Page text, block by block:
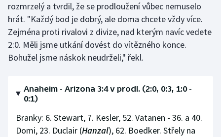
Rychlostní kanoistika
Short track
Sportovní střelba
Triatlon
Veslování
rozmrzelý a tvrdil, že se prodloužení vůbec nemuselo
hrát. "Každý bod je dobrý, ale doma chcete vždy více.
Zejména proti rivalovi z divize, nad kterým navíc vedete
2:0. Měli jsme utkání dovést do vítězného konce.
Bohužel jsme náskok neudrželi," řekl.
Anaheim - Arizona 3:4 v prodl. (2:0, 0:3, 1:0 -
0:1)
Branky: 6. Stewart, 7. Kesler, 52. Vatanen - 36. a 40.
Domi, 23. Duclair (Hanzal), 62. Boedker. Střely na